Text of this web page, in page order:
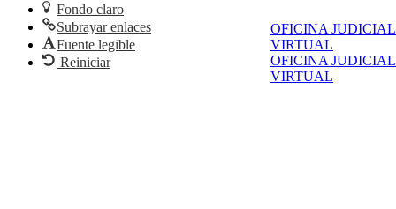
OFICINA JUDICIAL
VIRTUAL
OFICINA JUDICIAL
VIRTUAL
Fondo claro
Subrayar enlaces
Fuente legible
Reiniciar